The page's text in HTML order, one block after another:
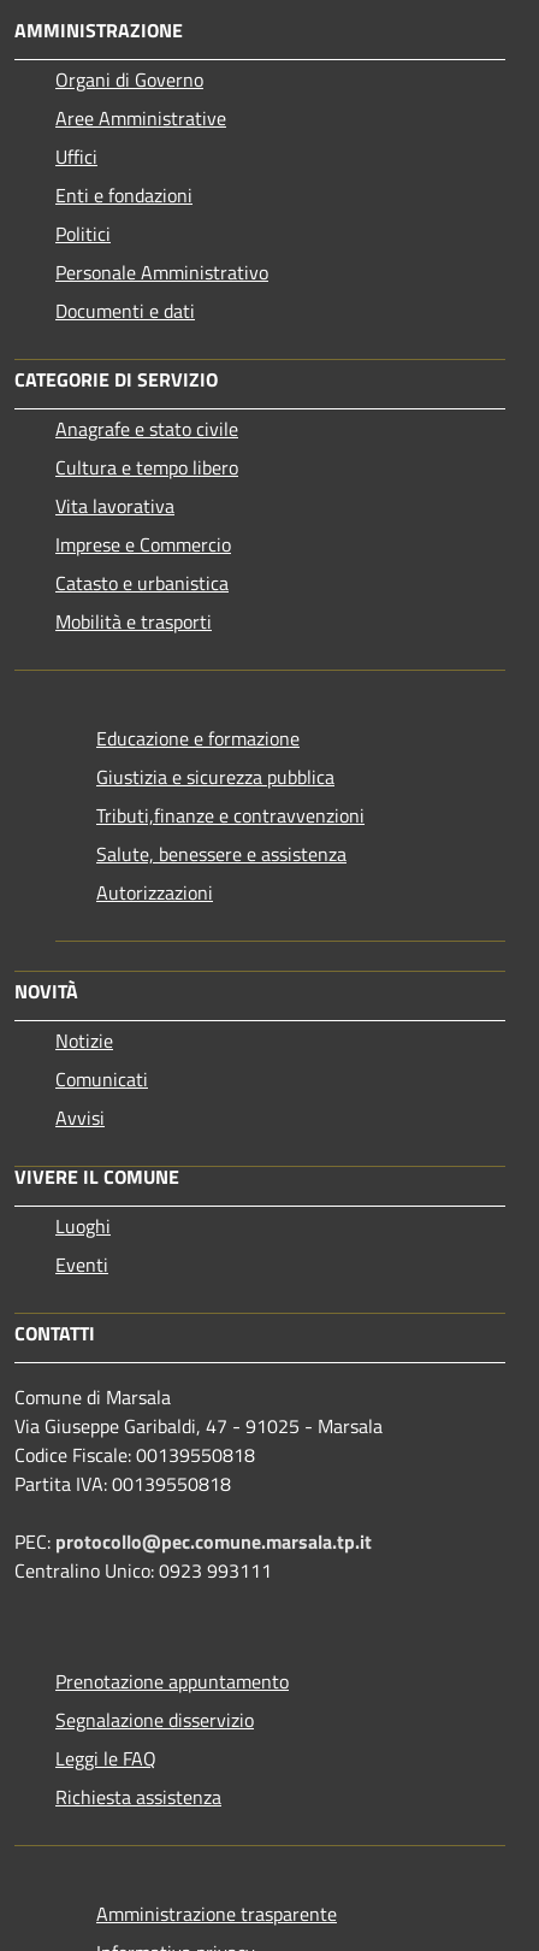
AMMINISTRAZIONE
Organi di Governo
Aree Amministrative
Uffici
Enti e fondazioni
Politici
Personale Amministrativo
Documenti e dati
CATEGORIE DI SERVIZIO
Anagrafe e stato civile
Cultura e tempo libero
Vita lavorativa
Imprese e Commercio
Catasto e urbanistica
Mobilità e trasporti
Educazione e formazione
Giustizia e sicurezza pubblica
Tributi,finanze e contravvenzioni
Salute, benessere e assistenza
Autorizzazioni
NOVITÀ
Notizie
Comunicati
Avvisi
VIVERE IL COMUNE
Luoghi
Eventi
CONTATTI
Comune di Marsala
Via Giuseppe Garibaldi, 47 - 91025 - Marsala
Codice Fiscale: 00139550818
Partita IVA: 00139550818
PEC: protocollo@pec.comune.marsala.tp.it
Centralino Unico: 0923 993111
Prenotazione appuntamento
Segnalazione disservizio
Leggi le FAQ
Richiesta assistenza
Amministrazione trasparente